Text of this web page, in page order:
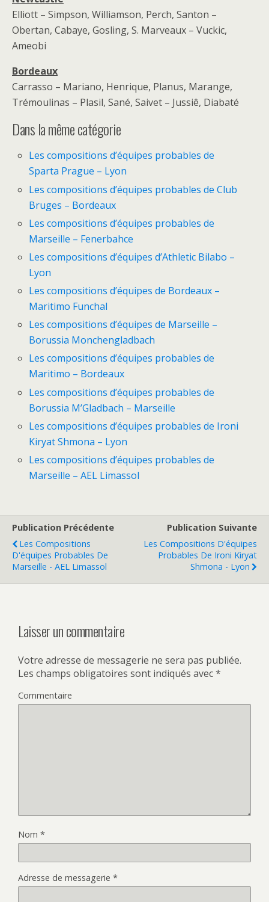
Elliott – Simpson, Williamson, Perch, Santon –
Obertan, Cabaye, Gosling, S. Marveaux – Vuckic,
Ameobi
Bordeaux
Carrasso – Mariano, Henrique, Planus, Marange,
Trémoulinas – Plasil, Sané, Saivet – Jussiê, Diabaté
Dans la même catégorie
Les compositions d’équipes probables de
Sparta Prague – Lyon
Les compositions d’équipes probables de Club
Bruges – Bordeaux
Les compositions d’équipes probables de
Marseille – Fenerbahce
Les compositions d’équipes d’Athletic Bilabo –
Lyon
Les compositions d’équipes de Bordeaux –
Maritimo Funchal
Les compositions d’équipes de Marseille –
Borussia Monchengladbach
Les compositions d’équipes probables de
Maritimo – Bordeaux
Les compositions d’équipes probables de
Borussia M’Gladbach – Marseille
Les compositions d’équipes probables de Ironi
Kiryat Shmona – Lyon
Les compositions d’équipes probables de
Marseille – AEL Limassol
Publication Précédente
Les Compositions
D'équipes Probables De
Marseille - AEL Limassol
Publication Suivante
Les Compositions D'équipes
Probables De Ironi Kiryat
Shmona - Lyon
Laisser un commentaire
Votre adresse de messagerie ne sera pas publiée.
Les champs obligatoires sont indiqués avec*
Commentaire
Nom *
Adresse de messagerie *